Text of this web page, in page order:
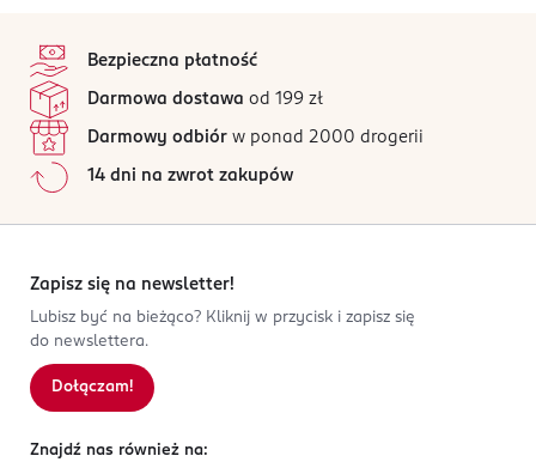
Bezpieczna płatność
Darmowa dostawa od 199 zł
Darmowy odbiór w ponad 2000 drogerii
14 dni na zwrot zakupów
Zapisz się na newsletter!
Lubisz być na bieżąco? Kliknij w przycisk i zapisz się
do newslettera.
Dołączam!
Znajdź nas również na: